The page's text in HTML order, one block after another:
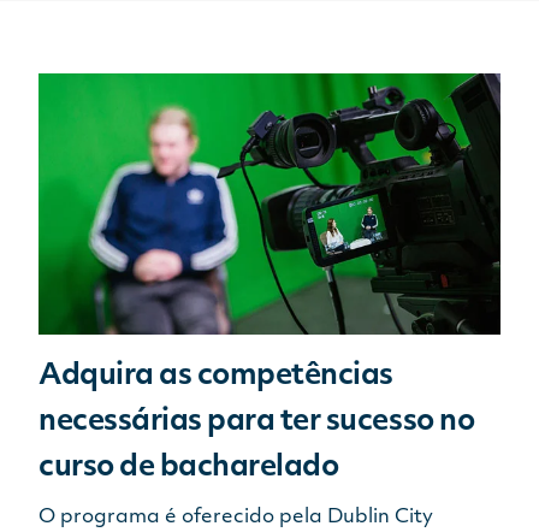
Adquira as competências
necessárias para ter sucesso no
curso de bacharelado
O programa é oferecido pela Dublin City